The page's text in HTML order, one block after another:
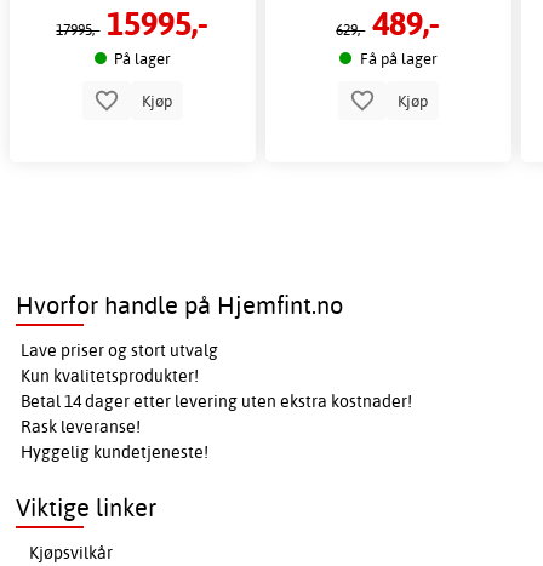
17995,- 15995,-
På lager
Kjøp
629,- 489,-
Få på lager
Kjøp
Hvorfor handle på Hjemfint.no
Lave priser og stort utvalg
Kun kvalitetsprodukter!
Betal 14 dager etter levering uten ekstra kostnader!
Rask leveranse!
Hyggelig kundetjeneste!
Viktige linker
Kjøpsvilkår